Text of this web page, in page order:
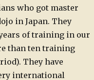
who got master
in Japan. They
of training in our
than ten training
They have
international